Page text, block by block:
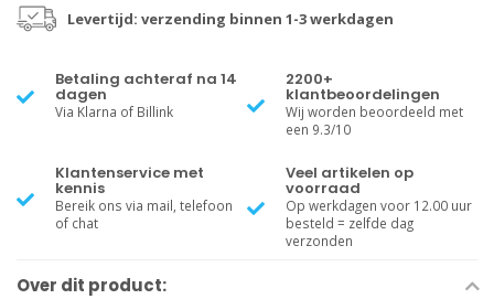
Levertijd: verzending binnen 1-3 werkdagen
Betaling achteraf na 14
dagen
Via Klarna of Billink
2200+
klantbeoordelingen
Wij worden beoordeeld met
een 9.3/10
Klantenservice met
kennis
Bereik ons via mail, telefoon
of chat
Veel artikelen op
voorraad
Op werkdagen voor 12.00 uur
besteld = zelfde dag
verzonden
Over dit product: